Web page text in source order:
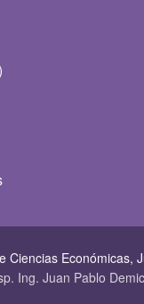
Económicas,
Ing. Juan Pablo